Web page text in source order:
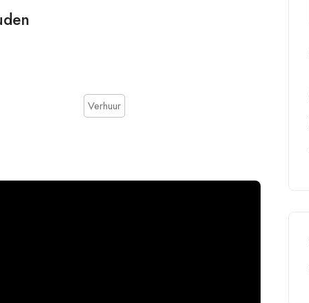
Verhuur